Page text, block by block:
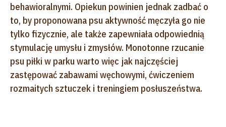
behawioralnymi. Opiekun powinien jednak zadbać o
to, by proponowana psu aktywność męczyła go nie
tylko fizycznie, ale także zapewniała odpowiednią
stymulację umysłu i zmysłów. Monotonne rzucanie
psu piłki w parku warto więc jak najczęściej
zastępować zabawami węchowymi, ćwiczeniem
rozmaitych sztuczek i treningiem posłuszeństwa.